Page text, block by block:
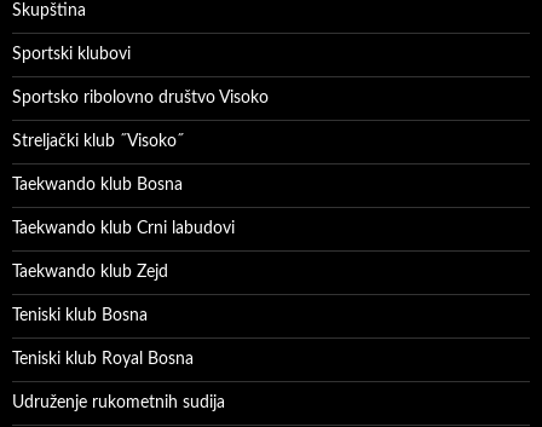
Skupština
Sportski klubovi
Sportsko ribolovno društvo Visoko
Streljački klub ˝Visoko˝
Taekwando klub Bosna
Taekwando klub Crni labudovi
Taekwando klub Zejd
Teniski klub Bosna
Teniski klub Royal Bosna
Udruženje rukometnih sudija